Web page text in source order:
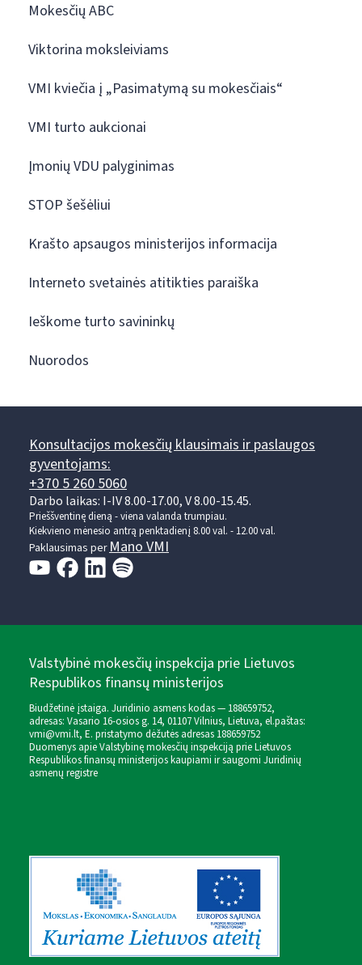
Mokesčių ABC
Viktorina moksleiviams
VMI kviečia į „Pasimatymą su mokesčiais“
VMI turto aukcionai
Įmonių VDU palyginimas
STOP šešėliui
Krašto apsaugos ministerijos informacija
Interneto svetainės atitikties paraiška
Ieškome turto savininkų
Nuorodos
Konsultacijos mokesčių klausimais ir paslaugos
gyventojams:
+370 5 260 5060
Darbo laikas: I-IV 8.00-17.00, V 8.00-15.45.
Prieššventinę dieną - viena valanda trumpiau.
Kiekvieno mėnesio antrą penktadienį 8.00 val. - 12.00 val.
Paklausimas perMano VMI
Valstybinė mokesčių inspekcija prie Lietuvos
Respublikos finansų ministerijos
Biudžetinė įstaiga. Juridinio asmens kodas — 188659752,
adresas: Vasario 16-osios g. 14, 01107 Vilnius, Lietuva, el.paštas:
vmi@vmi.lt, E. pristatymo dėžutės adresas 188659752
Duomenys apie Valstybinę mokesčių inspekciją prie Lietuvos
Respublikos finansų ministerijos kaupiami ir saugomi Juridinių
asmenų registre